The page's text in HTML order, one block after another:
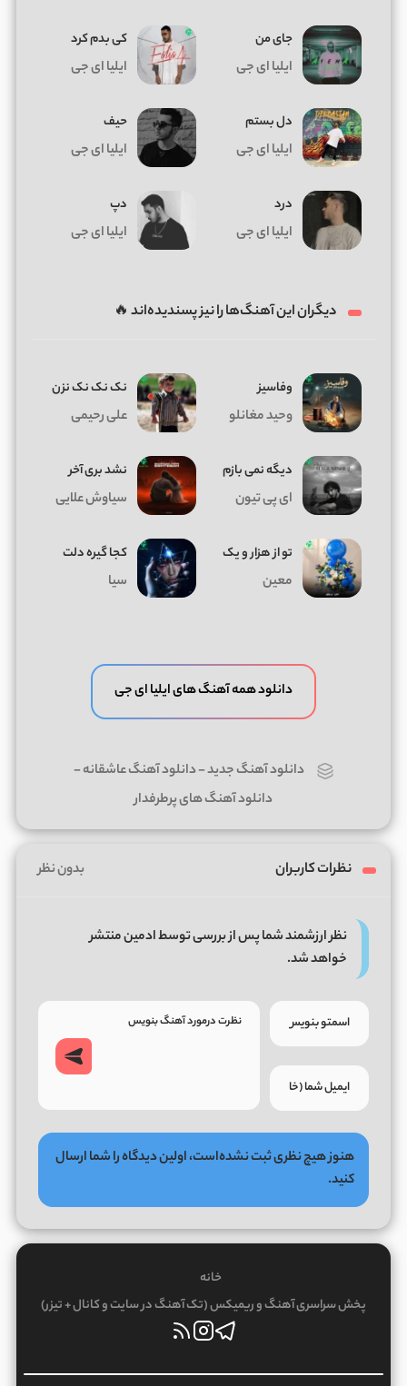
جای من
ایلیا ای جی
کی بدم کرد
ایلیا ای جی
دل بستم
ایلیا ای جی
حیف
ایلیا ای جی
درد
ایلیا ای جی
دپ
ایلیا ای جی
دیگران این آهنگ‌ها را نیز پسندیده‌اند 🔥
وفاسیز
وحید مغانلو
نک نک نک نزن
علی رحیمی
دیگه نمی بازم
ای پی تیون
نشد بری آخر
سیاوش علایی
تو از هزار و یک
معین
کجا گیره دلت
سیا
دانلود همه آهنگ های ایلیا ای جی
دانلود آهنگ جدید-دانلود آهنگ عاشقانه-
دانلود آهنگ های پرطرفدار
نظرات کاربران بدون نظر
نظر ارزشمند شما پس از بررسی توسط ادمین منتشر
خواهد شد.
هنوز هیچ نظری ثبت نشده‌است، اولین دیدگاه را شما ارسال
کنید.
خانه
پخش سراسری آهنگ و ریمیکس (تک آهنگ در سایت و کانال + تیزر)